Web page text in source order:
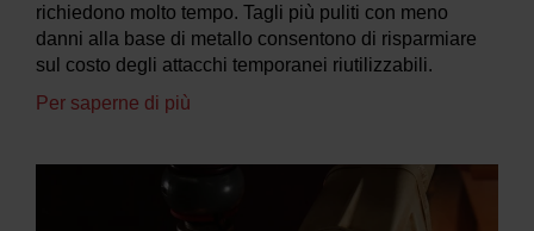
richiedono molto tempo. Tagli più puliti con meno
danni alla base di metallo consentono di risparmiare
sul costo degli attacchi temporanei riutilizzabili.
Per saperne di più